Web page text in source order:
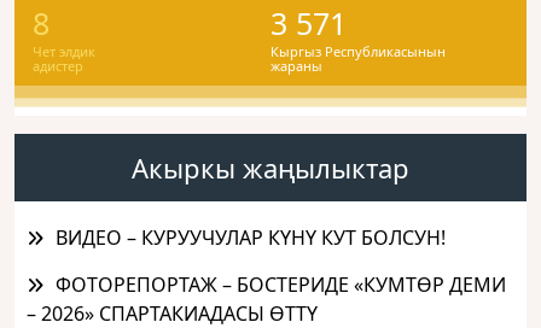
8
Чет элдик
адистер
3 571
Кыргыз Республикасынын
жараны
Акыркы жаңылыктар
ВИДЕО – КУРУУЧУЛАР КҮНҮ КУТ БОЛСУН!
ФОТОРЕПОРТАЖ – БОСТЕРИДЕ «КУМТӨР ДЕМИ
– 2026» СПАРТАКИАДАСЫ ӨТТҮ